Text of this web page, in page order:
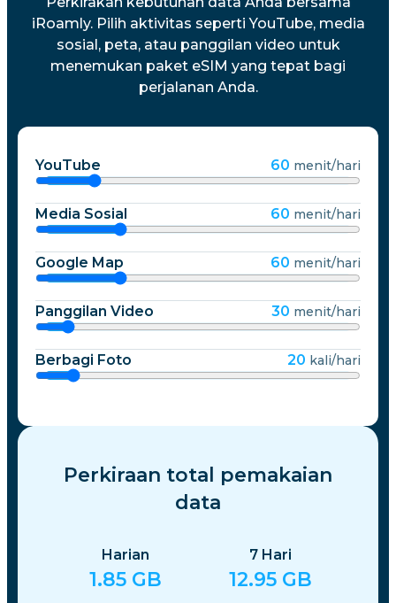
iRoamly. Pilih aktivitas seperti YouTube, media
sosial, peta, atau panggilan video untuk
menemukan paket eSIM yang tepat bagi
perjalanan Anda.
YouTube 60 menit/hari
Media Sosial 60 menit/hari
Google Map 60 menit/hari
Panggilan Video 30 menit/hari
Berbagi Foto 20 kali/hari
Perkiraan total pemakaian
data
Harian
1.85 GB
7 Hari
12.95 GB